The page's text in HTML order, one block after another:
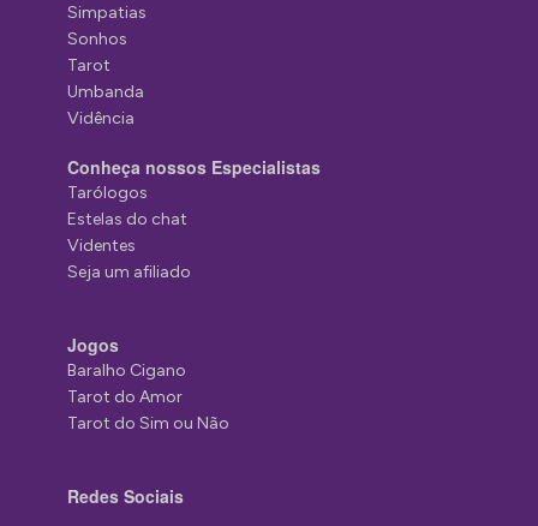
Simpatias
Sonhos
Tarot
Umbanda
Vidência
Conheça nossos Especialistas
Tarólogos
Estelas do chat
Videntes
Seja um afiliado
Jogos
Baralho Cigano
Tarot do Amor
Tarot do Sim ou Não
Redes Sociais